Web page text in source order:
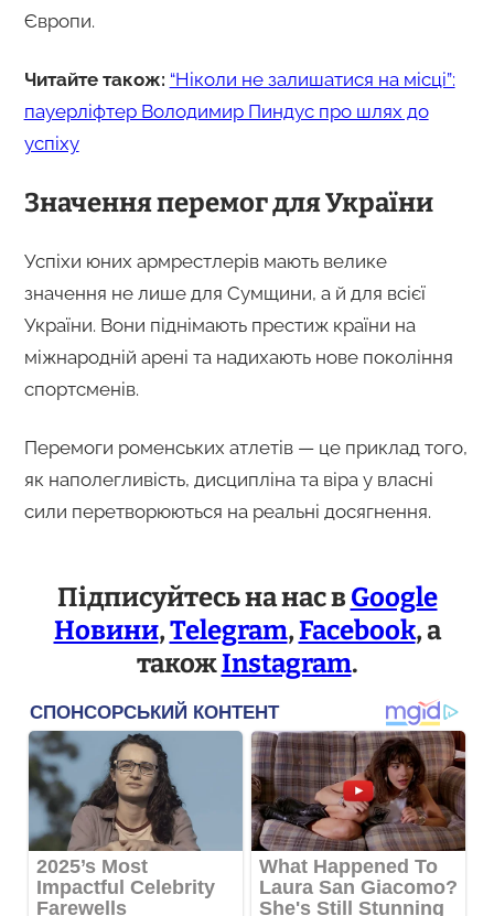
Європи.
Читайте також: “Ніколи не залишатися на місці”:
пауерліфтер Володимир Пиндус про шлях до
успіху
Значення перемог для України
Успіхи юних армрестлерів мають велике
значення не лише для Сумщини, а й для всієї
України. Вони піднімають престиж країни на
міжнародній арені та надихають нове покоління
спортсменів.
Перемоги роменських атлетів — це приклад того,
як наполегливість, дисципліна та віра у власні
сили перетворюються на реальні досягнення.
Підписуйтесь на нас вGoogle
Новини,Telegram,Facebook, а
такожInstagram.